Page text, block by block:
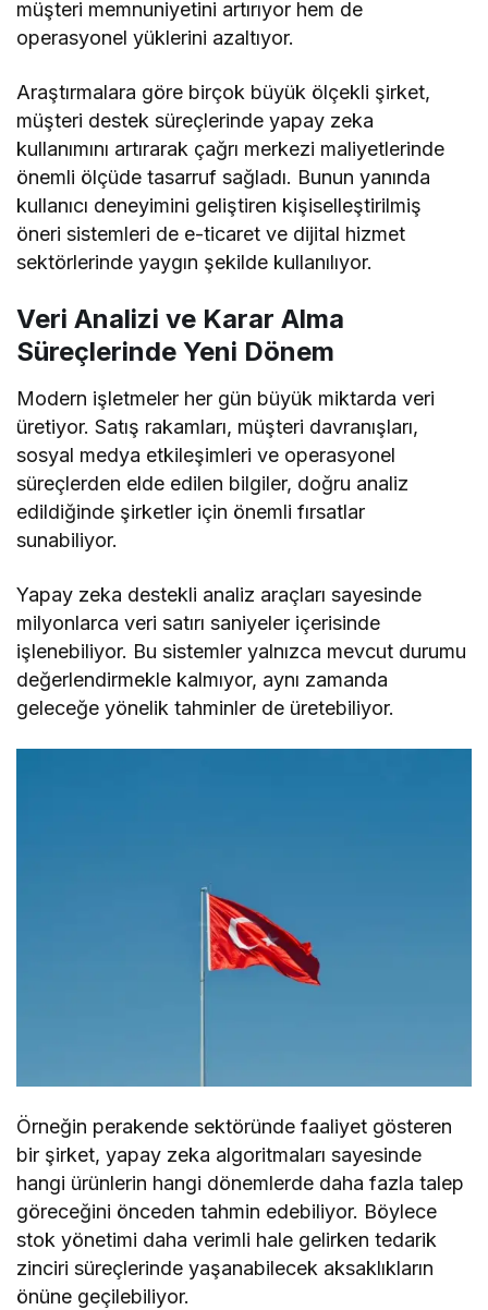
müşteri memnuniyetini artırıyor hem de
operasyonel yüklerini azaltıyor.
Araştırmalara göre birçok büyük ölçekli şirket,
müşteri destek süreçlerinde yapay zeka
kullanımını artırarak çağrı merkezi maliyetlerinde
önemli ölçüde tasarruf sağladı. Bunun yanında
kullanıcı deneyimini geliştiren kişiselleştirilmiş
öneri sistemleri de e-ticaret ve dijital hizmet
sektörlerinde yaygın şekilde kullanılıyor.
Veri Analizi ve Karar Alma
Süreçlerinde Yeni Dönem
Modern işletmeler her gün büyük miktarda veri
üretiyor. Satış rakamları, müşteri davranışları,
sosyal medya etkileşimleri ve operasyonel
süreçlerden elde edilen bilgiler, doğru analiz
edildiğinde şirketler için önemli fırsatlar
sunabiliyor.
Yapay zeka destekli analiz araçları sayesinde
milyonlarca veri satırı saniyeler içerisinde
işlenebiliyor. Bu sistemler yalnızca mevcut durumu
değerlendirmekle kalmıyor, aynı zamanda
geleceğe yönelik tahminler de üretebiliyor.
Örneğin perakende sektöründe faaliyet gösteren
bir şirket, yapay zeka algoritmaları sayesinde
hangi ürünlerin hangi dönemlerde daha fazla talep
göreceğini önceden tahmin edebiliyor. Böylece
stok yönetimi daha verimli hale gelirken tedarik
zinciri süreçlerinde yaşanabilecek aksaklıkların
önüne geçilebiliyor.